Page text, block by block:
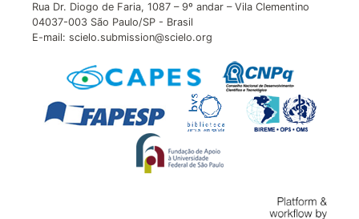
Rua Dr. Diogo de Faria, 1087 – 9º andar – Vila Clementino
04037-003 São Paulo/SP - Brasil
E-mail: scielo.submission@scielo.org